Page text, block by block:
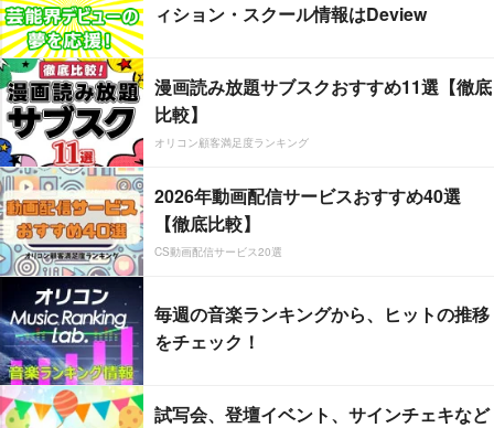
ィション・スクール情報はDeview
漫画読み放題サブスクおすすめ11選【徹底
比較】
オリコン顧客満足度ランキング
2026年動画配信サービスおすすめ40選
【徹底比較】
CS動画配信サービス20選
毎週の音楽ランキングから、ヒットの推移
をチェック！
試写会、登壇イベント、サインチェキなど